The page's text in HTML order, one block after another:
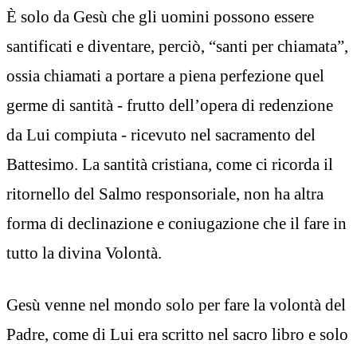
È solo da Gesù che gli uomini possono essere
santificati e diventare, perciò, “santi per chiamata”,
ossia chiamati a portare a piena perfezione quel
germe di santità - frutto dell’opera di redenzione
da Lui compiuta - ricevuto nel sacramento del
Battesimo. La santità cristiana, come ci ricorda il
ritornello del Salmo responsoriale, non ha altra
forma di declinazione e coniugazione che il fare in
tutto la divina Volontà.
Gesù venne nel mondo solo per fare la volontà del
Padre, come di Lui era scritto nel sacro libro e solo